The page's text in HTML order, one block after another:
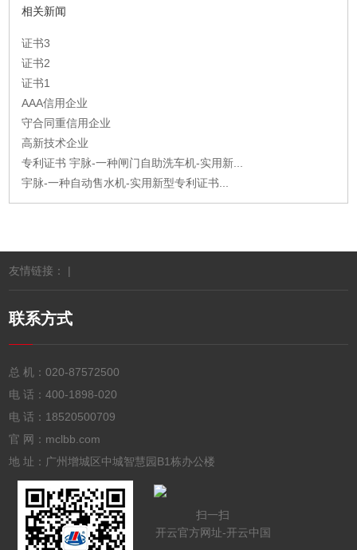
相关新闻
证书3
证书2
证书1
AAA信用企业
守合同重信用企业
高新技术企业
专利证书 宇脉-一种闸门自助洗车机-实用新...
宇脉-一种自动售水机-实用新型专利证书...
友情链接： |
联系方式
总 机：020-87572500
电 话：400-1898-020
电 话： 18520500709
官 网：mclbb.com
地 址：广州增城区中城智慧园B1栋办公楼
扫一扫
开云官方网址-开云中国